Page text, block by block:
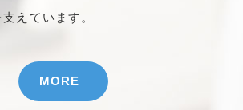
えています。
MORE